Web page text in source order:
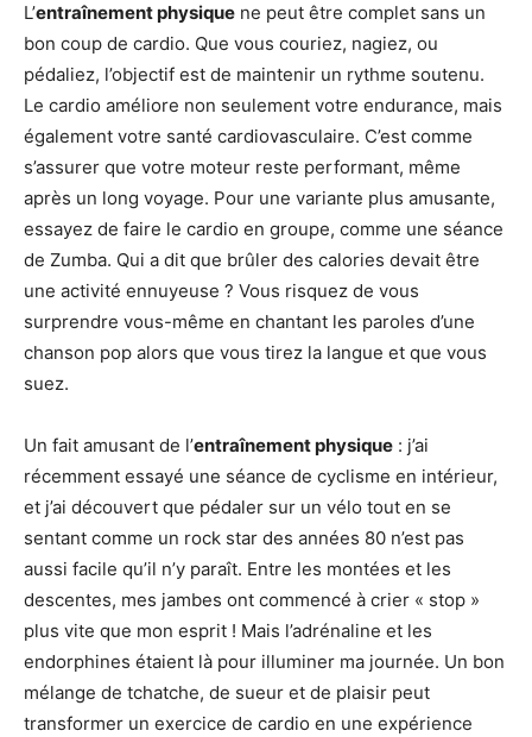
L’entraînement physique ne peut être complet sans un
bon coup de cardio. Que vous couriez, nagiez, ou
pédaliez, l’objectif est de maintenir un rythme soutenu.
Le cardio améliore non seulement votre endurance, mais
également votre santé cardiovasculaire. C’est comme
s’assurer que votre moteur reste performant, même
après un long voyage. Pour une variante plus amusante,
essayez de faire le cardio en groupe, comme une séance
de Zumba. Qui a dit que brûler des calories devait être
une activité ennuyeuse ? Vous risquez de vous
surprendre vous-même en chantant les paroles d’une
chanson pop alors que vous tirez la langue et que vous
suez.
Un fait amusant de l’entraînement physique : j’ai
récemment essayé une séance de cyclisme en intérieur,
et j’ai découvert que pédaler sur un vélo tout en se
sentant comme un rock star des années 80 n’est pas
aussi facile qu’il n’y paraît. Entre les montées et les
descentes, mes jambes ont commencé à crier « stop »
plus vite que mon esprit ! Mais l’adrénaline et les
endorphines étaient là pour illuminer ma journée. Un bon
mélange de tchatche, de sueur et de plaisir peut
transformer un exercice de cardio en une expérience